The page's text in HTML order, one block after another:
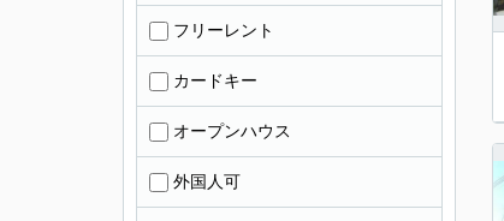
フリーレント
カードキー
オープンハウス
外国人可